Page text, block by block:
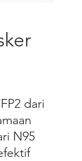
dari
N95